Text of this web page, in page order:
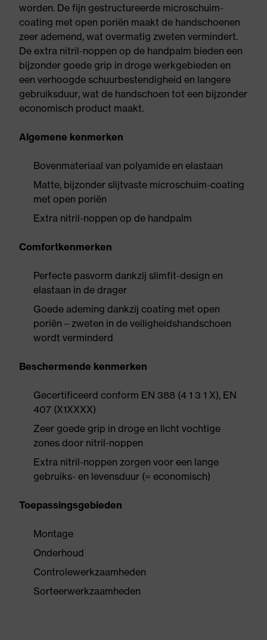
worden. De fijn gestructureerde microschuim-
coating met open poriën maakt de handschoenen
zeer ademend, wat overmatig zweten vermindert.
De extra nitril-noppen op de handpalm bieden een
bijzonder goede grip in droge werkgebieden en
een verhoogde schuurbestendigheid en langere
gebruiksduur, wat de handschoen tot een bijzonder
economisch product maakt.
Algemene kenmerken
Bovenmateriaal van polyamide en elastaan
Matte, bijzonder slijtvaste microschuim-coating
met open poriën
Extra nitril-noppen op de handpalm
Comfortkenmerken
Perfecte pasvorm dankzij slimfit-design en
elastaan in de drager
Goede ademing dankzij coating met open
poriën – zweten in de veiligheidshandschoen
wordt verminderd
Beschermende kenmerken
Gecertificeerd conform EN 388 (4 1 3 1 X), EN
407 (X1XXXX)
Zeer goede grip in droge en licht vochtige
zones door nitril-noppen
Extra nitril-noppen zorgen voor een lange
gebruiks- en levensduur (= economisch)
Toepassingsgebieden
Montage
Onderhoud
Controlewerkzaamheden
Sorteerwerkzaamheden